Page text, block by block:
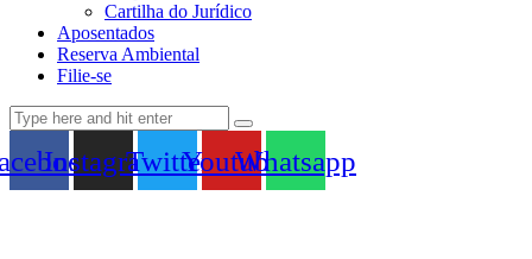
Cartilha do Jurídico
Aposentados
Reserva Ambiental
Filie-se
InstagramTwitterYoutubeWhatsapp